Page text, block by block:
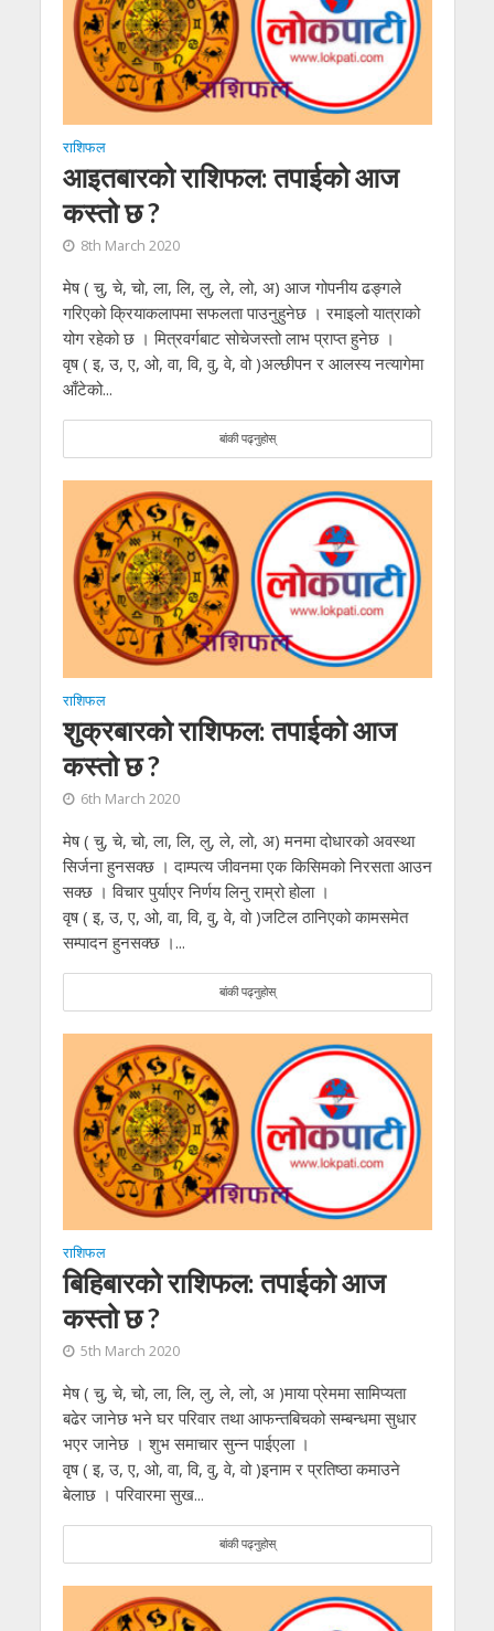
राशिफल
आइतबारको राशिफल: तपाईको आज
कस्तो छ ?
8th March 2020
मेष ( चु, चे, चो, ला, लि, लु, ले, लो, अ) आज गोपनीय ढङ्गले
गरिएको क्रियाकलापमा सफलता पाउनुहुनेछ । रमाइलो यात्राको
योग रहेको छ । मित्रवर्गबाट सोचेजस्तो लाभ प्राप्त हुनेछ ।
वृष ( इ, उ, ए, ओ, वा, वि, वु, वे, वो )अल्छीपन र आलस्य नत्यागेमा
आँटेको...
बांकी पढ्नुहोस्
राशिफल
शुक्रबारको राशिफल: तपाईको आज
कस्तो छ ?
6th March 2020
मेष ( चु, चे, चो, ला, लि, लु, ले, लो, अ) मनमा दोधारको अवस्था
सिर्जना हुनसक्छ । दाम्पत्य जीवनमा एक किसिमको निरसता आउन
सक्छ । विचार पुर्याएर निर्णय लिनु राम्रो होला ।
वृष ( इ, उ, ए, ओ, वा, वि, वु, वे, वो )जटिल ठानिएको कामसमेत
सम्पादन हुनसक्छ ।...
बांकी पढ्नुहोस्
राशिफल
बिहिबारको राशिफल: तपाईको आज
कस्तो छ ?
5th March 2020
मेष ( चु, चे, चो, ला, लि, लु, ले, लो, अ )माया प्रेममा सामिप्यता
बढेर जानेछ भने घर परिवार तथा आफन्तबिचको सम्बन्धमा सुधार
भएर जानेछ । शुभ समाचार सुन्न पाईएला ।
वृष ( इ, उ, ए, ओ, वा, वि, वु, वे, वो )इनाम र प्रतिष्ठा कमाउने
बेलाछ । परिवारमा सुख...
बांकी पढ्नुहोस्